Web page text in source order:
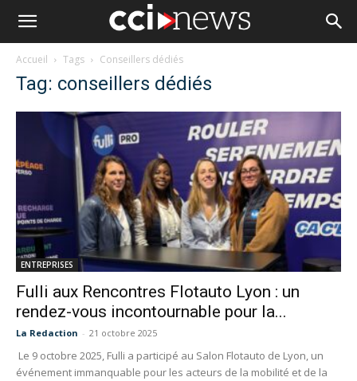
Accueil Tags Conseillers dédiés
Tag: conseillers dédiés
ENTREPRISES
Fulli aux Rencontres Flotauto Lyon : un
rendez-vous incontournable pour la...
La Redaction - 21 octobre 2025
Le 9 octobre 2025, Fulli a participé au Salon Flotauto de Lyon, un
événement immanquable pour les acteurs de la mobilité et de la